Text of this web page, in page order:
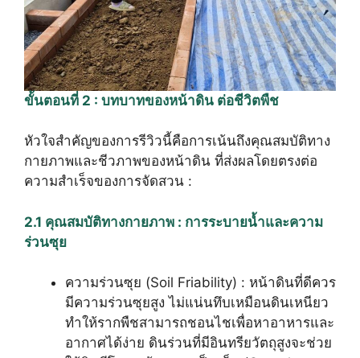
ขั้นตอนที่ 2 : บทบาทของหน้าดิน ต่อชีวิตพืช
หัวใจสำคัญของการรีวิวนี้คือการเน้นถึงคุณสมบัติทาง
กายภาพและชีวภาพของหน้าดิน ที่ส่งผลโดยตรงต่อ
ความสำเร็จของการจัดสวน :
2.1 คุณสมบัติทางกายภาพ : การระบายน้ำและความ
ร่วนซุย
ความร่วนซุย (Soil Friability) : หน้าดินที่ดีควร
มีความร่วนซุยสูง ไม่แน่นทึบเหมือนดินเหนียว
ทำให้รากพืชสามารถชอนไชเพื่อหาอาหารและ
อากาศได้ง่าย ดินร่วนที่มีอินทรียวัตถุสูงจะช่วย